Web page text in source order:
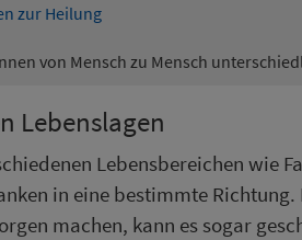
zur Heilung
von Mensch zu Mensch
Lebenslagen
Lebensbereichen wie
in eine bestimmte
machen, kann es sogar